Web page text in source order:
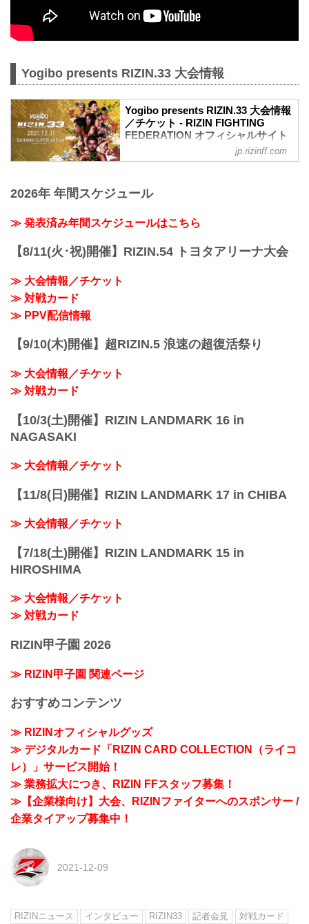
Yogibo presents RIZIN.33 大会情報
Yogibo presents RIZIN.33 大会情報
／チケット - RIZIN FIGHTING
FEDERATION オフィシャルサイト
日時
定）/ 14:00開始（予定）
RIZIN FFオフィシャルサイトにてご案内
します。
さいたまスーパーアリーナ
jp.rizinff.com
2026年 年間スケジュール
≫ 発表済み年間スケジュールはこちら
【8/11(火･祝)開催】RIZIN.54 トヨタアリーナ大会
≫ 大会情報／チケット
≫ 対戦カード
≫ PPV配信情報
【9/10(木)開催】超RIZIN.5 浪速の超復活祭り
≫ 大会情報／チケット
≫ 対戦カード
【10/3(土)開催】RIZIN LANDMARK 16 in
NAGASAKI
≫ 大会情報／チケット
【11/8(日)開催】RIZIN LANDMARK 17 in CHIBA
≫ 大会情報／チケット
【7/18(土)開催】RIZIN LANDMARK 15 in
HIROSHIMA
≫ 大会情報／チケット
≫ 対戦カード
RIZIN甲子園 2026
≫ RIZIN甲子園 関連ページ
おすすめコンテンツ
≫ RIZINオフィシャルグッズ
≫ デジタルカード「RIZIN CARD COLLECTION（ライコ
レ）」サービス開始！
≫ 業務拡大につき、RIZIN FFスタッフ募集！
≫【企業様向け】大会、RIZINファイターへのスポンサー /
企業タイアップ募集中！
2021-12-09
RIZINニュース インタビュー RIZIN33 記者会見 対戦カード